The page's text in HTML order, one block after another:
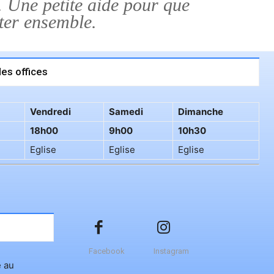
Une petite aide pour que
ensemble.
offices
Vendredi Samedi
Dimanche
18h00
9h00
10h30
Eglise
Eglise Eglise
au
Facebook Instagram